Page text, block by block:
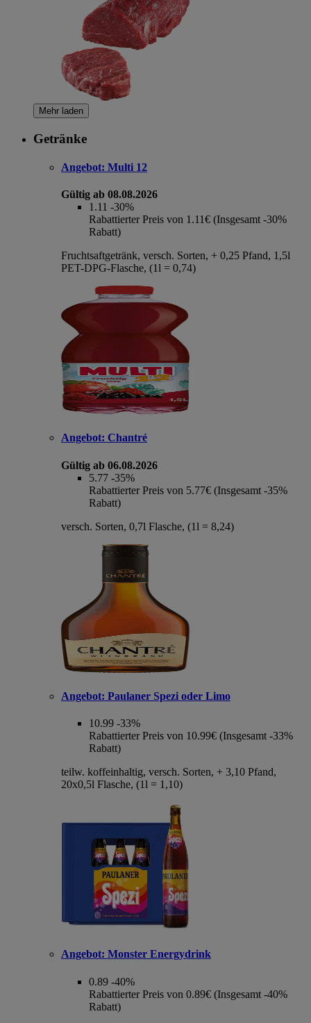
Mehr laden
Getränke
Angebot: Multi 12
Gültig ab 08.08.2026
1.11 -30%
Rabattierter Preis von 1.11€ (Insgesamt -30%
Rabatt)
Fruchtsaftgetränk, versch. Sorten, + 0,25 Pfand, 1,5l
PET-DPG-Flasche, (1l = 0,74)
Angebot: Chantré
Gültig ab 06.08.2026
5.77 -35%
Rabattierter Preis von 5.77€ (Insgesamt -35%
Rabatt)
versch. Sorten, 0,7l Flasche, (1l = 8,24)
Angebot: Paulaner Spezi oder Limo
10.99 -33%
Rabattierter Preis von 10.99€ (Insgesamt -33%
Rabatt)
teilw. koffeinhaltig, versch. Sorten, + 3,10 Pfand,
20x0,5l Flasche, (1l = 1,10)
Angebot: Monster Energydrink
0.89 -40%
Rabattierter Preis von 0.89€ (Insgesamt -40%
Rabatt)